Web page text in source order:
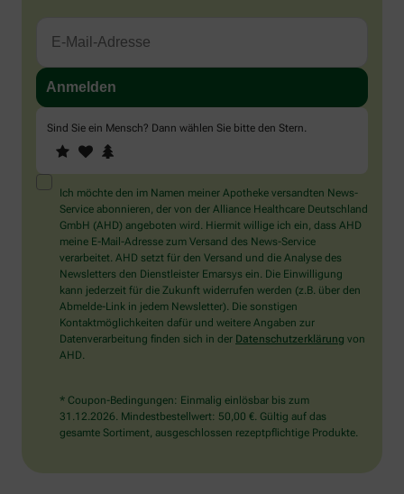
Sind Sie ein Mensch? Dann wählen Sie bitte den Stern.
Sind
Sie
ein
Mensch?
Dann
wählen
Sie
bitte
den
Stern.
1 2
Ich möchte den im Namen meiner Apotheke versandten News-
Service abonnieren, der von der Alliance Healthcare Deutschland
GmbH (AHD) angeboten wird. Hiermit willige ich ein, dass AHD
meine E-Mail-Adresse zum Versand des News-Service
verarbeitet. AHD setzt für den Versand und die Analyse des
Newsletters den Dienstleister Emarsys ein. Die Einwilligung
kann jederzeit für die Zukunft widerrufen werden (z.B. über den
Abmelde-Link in jedem Newsletter). Die sonstigen
Kontaktmöglichkeiten dafür und weitere Angaben zur
Datenverarbeitung finden sich in der Datenschutzerklärung von
AHD.
* Coupon-Bedingungen: Einmalig einlösbar bis zum
31.12.2026. Mindestbestellwert: 50,00 €. Gültig auf das
gesamte Sortiment, ausgeschlossen rezeptpflichtige Produkte.